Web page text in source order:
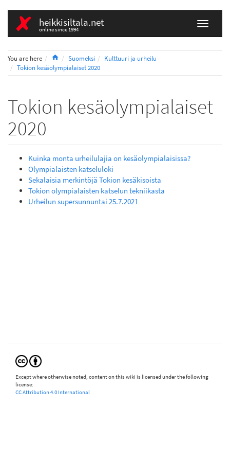
heikkisiltala.net
online since 1994
You are here HomeSuomeksi
Kulttuuri ja urheilu
Tokion kesäolympialaiset 2020
Tokion kesäolympialaiset
2020
Kuinka monta urheilulajia on kesäolympialaisissa?
Olympialaisten katseluloki
Sekalaisia merkintöjä Tokion kesäkisoista
Tokion olympialaisten katselun tekniikasta
Urheilun supersunnuntai 25.7.2021
Except where otherwise noted, content on this wiki is licensed under the following
license:
CC Attribution 4.0 International